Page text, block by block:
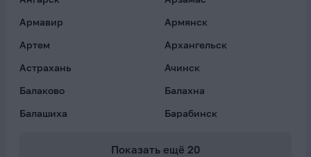
Армавир
Армянск
Артем
Архангельск
Астрахань
Ачинск
Балаково
Балахна
Балашиха
Барабинск
Показать ещё 20